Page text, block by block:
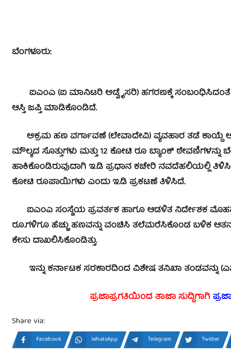
ಬೆಂಗಳೂರು:
ಐಎಂಎ (ಐ ಮಾನಿಟರಿ ಅಡ್ವೈಸರಿ) ಹಗರಣಕ್ಕೆ ಸಂಬಂಧಿಸಿದಂತೆ
ಆಸ್ತಿ ಜಪ್ತಿ ಮಾಡಿಕೊಂಡಿದೆ.
ಅಕ್ರಮ ಹಣ ವರ್ಗಾವಣೆ (ಲೇವಾದೇವಿ) ವ್ಯವಹಾರ ತಡೆ ಕಾಯ್ದೆ
ಮೌಲ್ಯದ ಸೊತ್ತುಗಳು ಮತ್ತು 12 ಕೋಟಿ ರೂ ಬ್ಯಾಂಕ್ ಠೇವಣಿಗಳನ್ನು
ಹಾಕಿಕೊಂಡಿರುವುದಾಗಿ ಇ.ಡಿ ಪ್ರಧಾನ ಕಚೇರಿ ನವದೆಹಲಿಯಲ್ಲಿ
ಕೋಟಿ ರೂಪಾಯಿಗಳು ಎಂದು ಇ.ಡಿ ಪ್ರಕಟಣೆ ತಿಳಿಸಿದೆ.
ಐಎಂಎ ಸಂಸ್ಥೆಯ ಪ್ರವರ್ತಕ ಹಾಗೂ ಆಡಳಿತ ನಿರ್ದೇಶಕ
ರೂ.ಗಳಿಗೂ ಹೆಚ್ಚು ಹಣವನ್ನು ವಂಚಿಸಿ ತಲೆಮರೆಸಿಕೊಂಡ ಬಳಿಕ
ಕೇಸು ದಾಖಲಿಸಿಕೊಂಡಿತ್ತು.
ಇನ್ನು ಕರ್ನಾಟಕ ಸರಕಾರದಿಂದ ವಿಶೇಷ ತನಿಖಾ ತಂಡವನ್ನು
ಪ್ರಜಾಪ್ರಗತಿಯಿಂದ ತಾಜಾ ಸುದ್ದಿಗಾಗಿ
Share via:
Facebook WhatsApp Telegram Twitter